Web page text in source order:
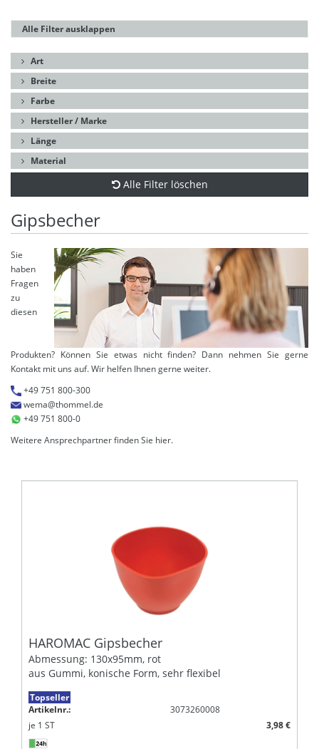
Alle Filter ausklappen
Art
Breite
Farbe
Hersteller / Marke
Länge
Material
Alle Filter löschen
Gipsbecher
Sie
haben
Fragen
zu
diesen
Produkten? Können Sie etwas nicht finden? Dann nehmen Sie gerne
Kontakt mit uns auf. Wir helfen Ihnen gerne weiter.
+49 751 800-300
wema@thommel.de
+49 751 800-0
Weitere Ansprechpartner finden Sie hier.
HAROMAC Gipsbecher
Abmessung: 130x95mm, rot
aus Gummi, konische Form, sehr flexibel
Topseller
Artikelnr.:
3073260008
je 1 ST 3,98 €